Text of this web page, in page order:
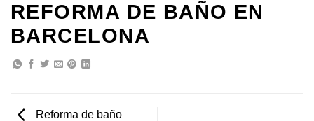
REFORMA DE BAÑO EN
BARCELONA
Reforma de baño